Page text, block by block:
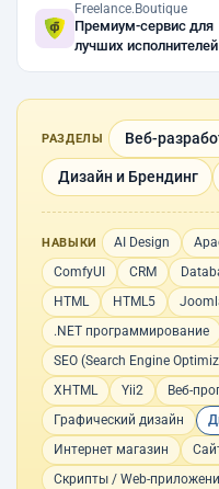
Freelance.Boutique
Премиум-сервис для
лучших исполнителей
РАЗДЕЛЫ Веб-
Дизайн и Брендинг
НАВЫКИ AI Design
ComfyUI
CRM
HTML
HTML5
.NET программирование
SEO (Search Engine
XHTML
Yii2
Веб-
Графический дизайн
Интернет магазин
Скрипты / Web-